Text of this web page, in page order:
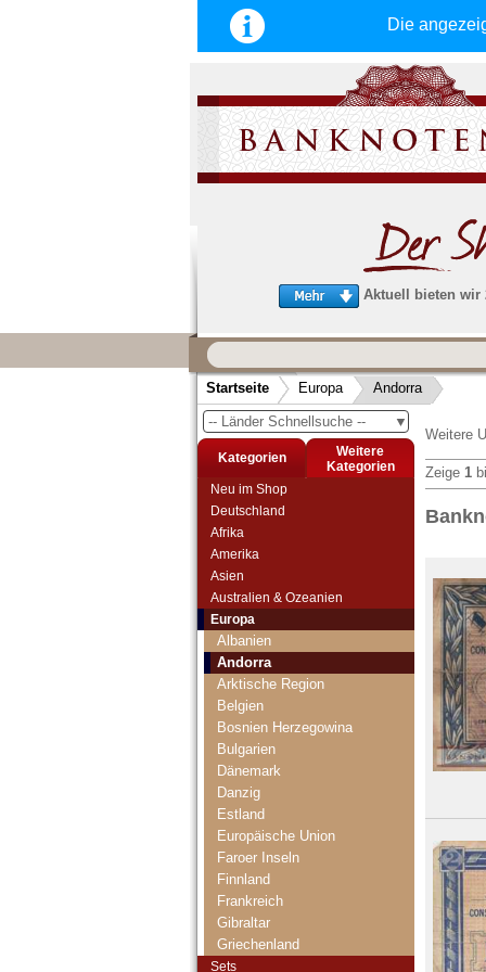
Die
Aktuell bieten wir
schnellen, sicheren und
Service
Schneller und sicherer Versand-
Bestellungen werktags bis 14:00 Uhr,
noch am selben Tag verschickt
(Versand mit DHL oder Deutsche Post)
Startseite Europa Andorra
▼
-- Länder Schnellsuche --
Kategorien
Weitere
Kategorien
Neu im Shop
Deutschland
Afrika
Amerika
Asien
Australien & Ozeanien
Europa
Albanien
Andorra
Arktische Region
Belgien
Bosnien Herzegowina
Bulgarien
Dänemark
Danzig
Estland
Europäische Union
Faroer Inseln
Finnland
Frankreich
Gibraltar
Griechenland
Grönland
Sets
Weitere
Zeige 1